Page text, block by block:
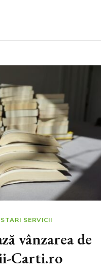
SERVICII
vânzarea de
Carti.ro